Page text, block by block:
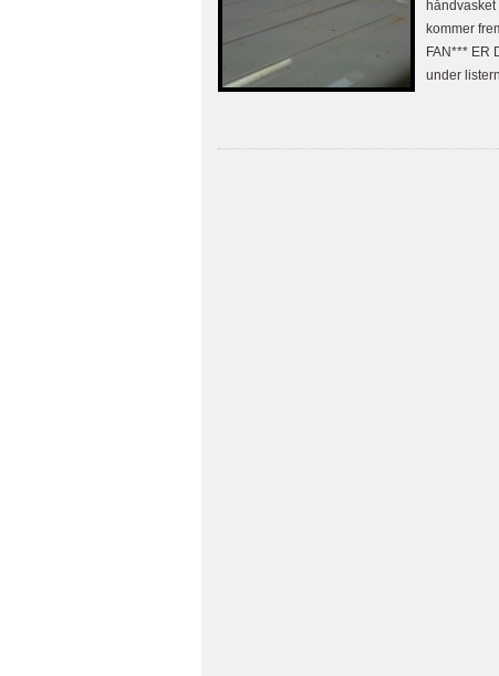
kommer
FAN*** ER
under